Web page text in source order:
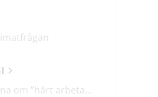
Därför talar Moderaterna om ”hårt arbetande människor”